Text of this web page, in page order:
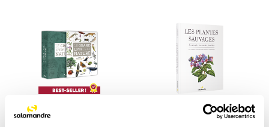
Le grand livre de la
Les plantes
sauvages